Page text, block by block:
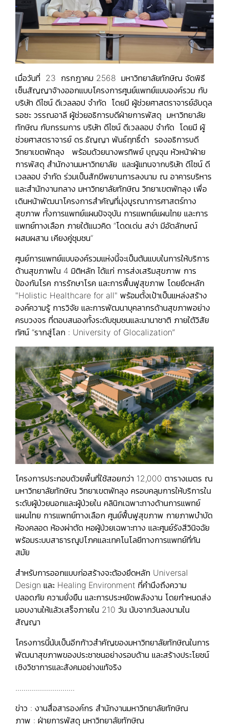
เมื่อวันที่ 23 กรกฎาคม 2568 มหาวิทยาลัยทักษิณ จัดพิธี
เซ็นสัญญาจ้างออกแบบโครงการศูนย์แพทย์แบบองค์รวม กับ
บริษัท ดีไซน์ ดีเวลลอป จำกัด โดยมี ผู้ช่วยศาสตราจารย์อับดุล
รอซะ วรรณอาลี ผู้ช่วยอธิการบดีฝ่ายการพัสดุ มหาวิทยาลัย
ทักษิณ กับกรรมการ บริษัท ดีไซน์ ดีเวลลอป จำกัด โดยมี ผู้
ช่วยศาสตราจารย์ ดร.ธัญญา พันธ์ฤทธิ์ดำ รองอธิการบดี
วิทยาเขตพัทลุง พร้อมด้วยนางพรทิพย์ บุญจุน หัวหน้าฝ่าย
การพัสดุ สำนักงานมหาวิทยาลัย และผู้แทนจากบริษัท ดีไซน์ ดี
เวลลอป จำกัด ร่วมเป็นสักขีพยานการลงนาม ณ อาคารบริหาร
และสำนักงานกลาง มหาวิทยาลัยทักษิณ วิทยาเขตพัทลุง เพื่อ
เดินหน้าพัฒนาโครงการสำคัญที่มุ่งบูรณาการศาสตร์ทาง
สุขภาพ ทั้งการแพทย์แผนปัจจุบัน การแพทย์แผนไทย และการ
แพทย์ทางเลือก ภายใต้แนวคิด “โดดเด่น สง่า มีอัตลักษณ์
ผสมผสาน เคียงคู่ชุมชน”
ศูนย์การแพทย์แบบองค์รวมแห่งนี้จะเป็นต้นแบบในการให้บริการ
ด้านสุขภาพใน 4 มิติหลัก ได้แก่ การส่งเสริมสุขภาพ การ
ป้องกันโรค การรักษาโรค และการฟื้นฟูสุขภาพ โดยยึดหลัก
"Holistic Healthcare for all" พร้อมตั้งเป้าเป็นแหล่งสร้าง
องค์ความรู้ การวิจัย และการพัฒนาบุคลากรด้านสุขภาพอย่าง
ครบวงจร ที่ตอบสนองทั้งระดับชุมชนและนานาชาติ ภายใต้วิสัย
ทัศน์ “รากสู่โลก : University of Glocalization”
โครงการประกอบด้วยพื้นที่ใช้สอยกว่า 12,000 ตารางเมตร ณ
มหาวิทยาลัยทักษิณ วิทยาเขตพัทลุง ครอบคลุมการให้บริการใน
ระดับผู้ป่วยนอกและผู้ป่วยใน คลินิกเฉพาะทางด้านการแพทย์
แผนไทย การแพทย์ทางเลือก ศูนย์ฟื้นฟูสุขภาพ กายภาพบำบัด
ห้องคลอด ห้องผ่าตัด หอผู้ป่วยเฉพาะทาง และศูนย์รังสีวินิจฉัย
พร้อมระบบสาธารณูปโภคและเทคโนโลยีทางการแพทย์ที่ทัน
สมัย
สำหรับการออกแบบก่อสร้างจะต้องยึดหลัก Universal
Design และ Healing Environment ที่คำนึงถึงความ
ปลอดภัย ความยั่งยืน และการประหยัดพลังงาน โดยกำหนดส่ง
มอบงานให้แล้วเสร็จภายใน 210 วัน นับจากวันลงนามใน
สัญญา
โครงการนี้นับเป็นอีกก้าวสำคัญของมหาวิทยาลัยทักษิณในการ
พัฒนาสุขภาพของประชาชนอย่างรอบด้าน และสร้างประโยชน์
เชิงวิชาการและสังคมอย่างแท้จริง
ข่าว : งานสื่อสารองค์กร สำนักงานมหาวิทยาลัยทักษิณ
ภาพ : ฝ่ายการพัสดุ มหาวิทยาลัยทักษิณ